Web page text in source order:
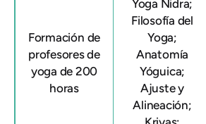
Formación de
profesores de
yoga de 200
horas
Yoga Nidra;
Filosofía del
Yoga;
Anatomía
Yóguica;
Ajuste y
Alineación;